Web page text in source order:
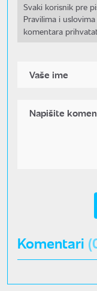
Svaki korisnik pre
Pravilima i
komentara
Komentari